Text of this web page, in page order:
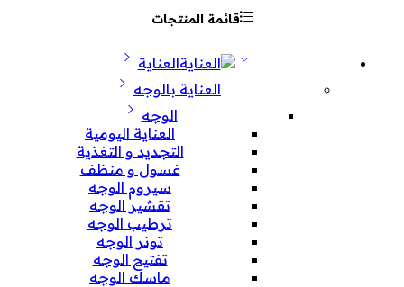
قائمة المنتجات
العناية
العناية بالوجه
الوجه
العناية اليومية
التجديد و التغذية
غسول و منظف
سيروم الوجه
تقشير الوجه
ترطيب الوجه
تونر الوجه
تفتيح الوجه
ماسك الوجه